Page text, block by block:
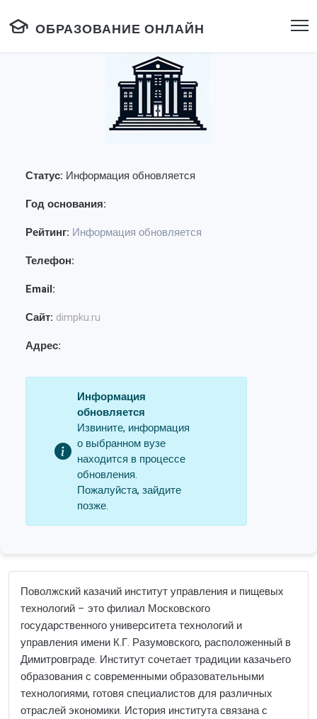
ОБРАЗОВАНИЕ ОНЛАЙН
Статус: Информация обновляется
Год основания:
Рейтинг: Информация обновляется
Телефон:
Email:
Сайт: dimpku.ru
Адрес:
Информация
обновляется
Извините, информация
о выбранном вузе
находится в процессе
обновления.
Пожалуйста, зайдите
позже.
Поволжский казачий институт управления и пищевых
технологий – это филиал Московского
государственного университета технологий и
управления имени К.Г. Разумовского, расположенный в
Димитровграде. Институт сочетает традиции казачьего
образования с современными образовательными
технологиями, готовя специалистов для различных
отраслей экономики. История института связана с